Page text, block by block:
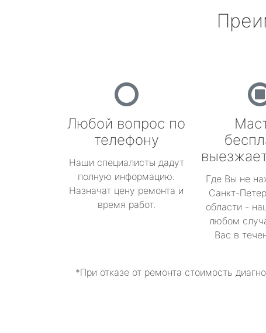
Любой вопрос по
телефону
Наши специалисты дадут
полную информацию.
Назначат цену ремонта и
время работ.
Где Вы не
Санкт-
области -
любом
Вас в
*При отказе от ремонта стоимость